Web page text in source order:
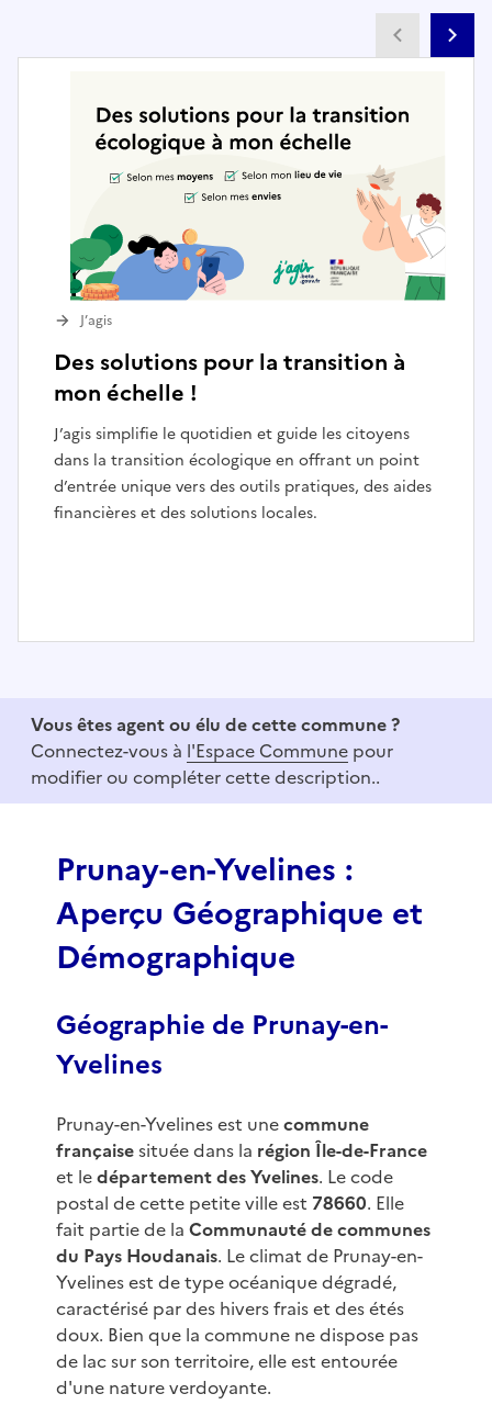
Des solutions pour la transition à
mon échelle !
J’agis simplifie le quotidien et guide les citoyens
dans la transition écologique en offrant un point
d’entrée unique vers des outils pratiques, des aides
financières et des solutions locales.
J’agis
f
Vous êtes agent ou élu de cette commune ?
Connectez-vous à l'Espace Commune pour
modifier ou compléter cette description..
Prunay-en-Yvelines :
Aperçu Géographique et
Démographique
Géographie de Prunay-en-
Yvelines
Prunay-en-Yvelines est unecommune
françaisesituée dans la région Île-de-France
et ledépartement des Yvelines. Le code
postal de cette petite ville est 78660. Elle
fait partie de la Communauté de communes
du Pays Houdanais. Le climat de Prunay-en-
Yvelines est de type océanique dégradé,
caractérisé par des hivers frais et des étés
doux. Bien que la commune ne dispose pas
de lac sur son territoire, elle est entourée
d'une nature verdoyante.